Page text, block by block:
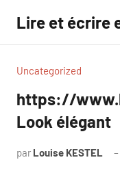
contenu
Lire et écrire
Uncategorized
https://
Look élégant
par Louise KESTEL